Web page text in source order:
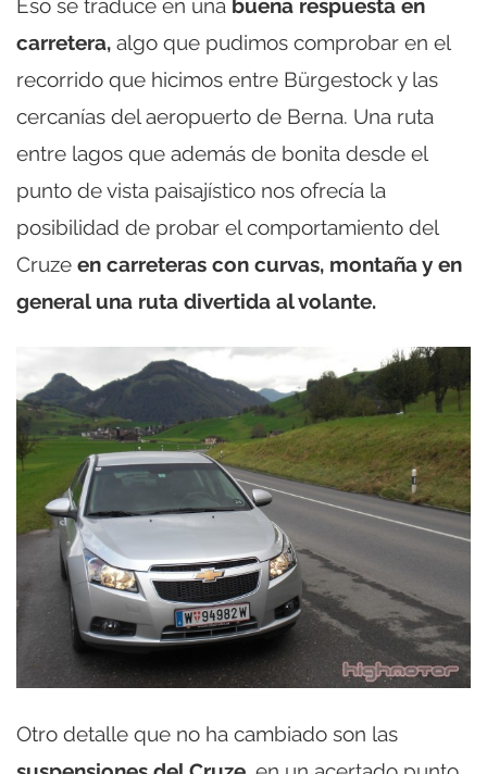
Eso se traduce en una buena respuesta en
carretera, algo que pudimos comprobar en el
recorrido que hicimos entre Bürgestock y las
cercanías del aeropuerto de Berna. Una ruta
entre lagos que además de bonita desde el
punto de vista paisajístico nos ofrecía la
posibilidad de probar el comportamiento del
Cruze en carreteras con curvas, montaña y en
general una ruta divertida al volante.
Otro detalle que no ha cambiado son las